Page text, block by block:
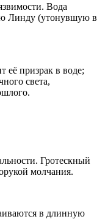
Вода
Линду (утонувшую в
её призрак в воде;
света,
Гротескный
молчания.
в длинную